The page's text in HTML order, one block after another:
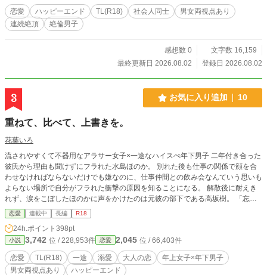
恋愛 ハッピーエンド TL(R18) 社会人同士
男女両視点あり
連続絶頂
絶倫男子
感想数 0
文字数 16,159
最終更新日 2026.08.02
登録日 2026.08.02
3 お気に入り追加 10
重ねて、比べて、上書きを。
花葉いろ
流されやすくて不器用なアラサー女子×一途なハイスぺ年下男子 二年付き合った
彼氏から理由も聞けずにフラれた水島ほのか。 別れた後も仕事の関係で顔を合
わせなければならないだけでも嫌なのに、仕事仲間との飲み会なんていう思いも
よらない場所で自分がフラれた衝撃の原因を知ることになる。 解散後に耐えき
れず、涙をこぼしたほのかに声をかけたのは元彼の部下である高坂樹。 「忘れ
ちゃいませんか。手伝うから…ね？」 彼の上手な誘導に流されるまま、甘い言
葉と手つきにゆっくりと心が溶かされていく。 ※本作は大人向け表現を多く含
むTL作品となります。苦手な方はご注意ください(該当話に※印)。
恋愛 連載中 長編 R18
24h.ポイント 398pt
小説 3,742 位 / 228,953件 恋愛 2,045 位 / 66,403件
恋愛 TL(R18) 一途 溺愛 大人の恋
年上女子×年下男子
男女両視点あり
ハッピーエンド